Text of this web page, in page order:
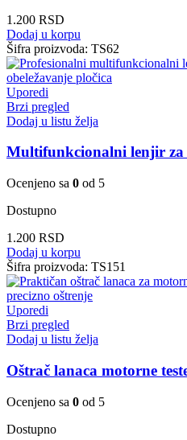
1.200 RSD
Dodaj u korpu
Šifra proizvoda: TS62
Uporedi
Brzi pregled
Dodaj u listu želja
Multifunkcionalni lenjir za
Ocenjeno sa 0 od 5
Dostupno
1.200 RSD
Dodaj u korpu
Šifra proizvoda: TS151
Uporedi
Brzi pregled
Dodaj u listu želja
Oštrač lanaca motorne
Ocenjeno sa 0 od 5
Dostupno